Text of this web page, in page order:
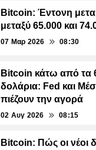
Bitcoin: Έντονη
μεταξύ 65.000 και
07 Μαρ 2026 08:30
Bitcoin κάτω από τα
δολάρια: Fed και
πιέζουν την αγορά
02 Αυγ 2026 08:15
Bitcoin: Πώς οι νέοι